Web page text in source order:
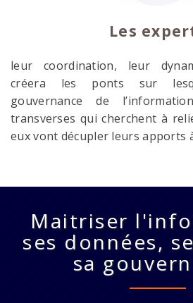
Les
leur coordination, leur
créera les ponts sur
gouvernance de
transverses qui cherchent à
eux vont décupler leurs apports
Maitriser
ses données,
sa